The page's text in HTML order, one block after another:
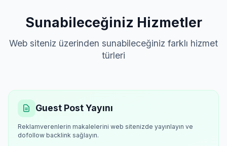
Sunabileceğiniz Hizmetler
Web siteniz üzerinden sunabileceğiniz farklı hizmet
türleri
Guest Post Yayını
Reklamverenlerin makalelerini web sitenizde yayınlayın ve
dofollow backlink sağlayın.